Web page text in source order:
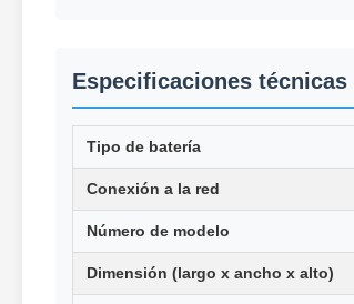
Especificaciones técnicas
Tipo de batería
Conexión a la red
Número de modelo
Dimensión (largo x ancho x alto)